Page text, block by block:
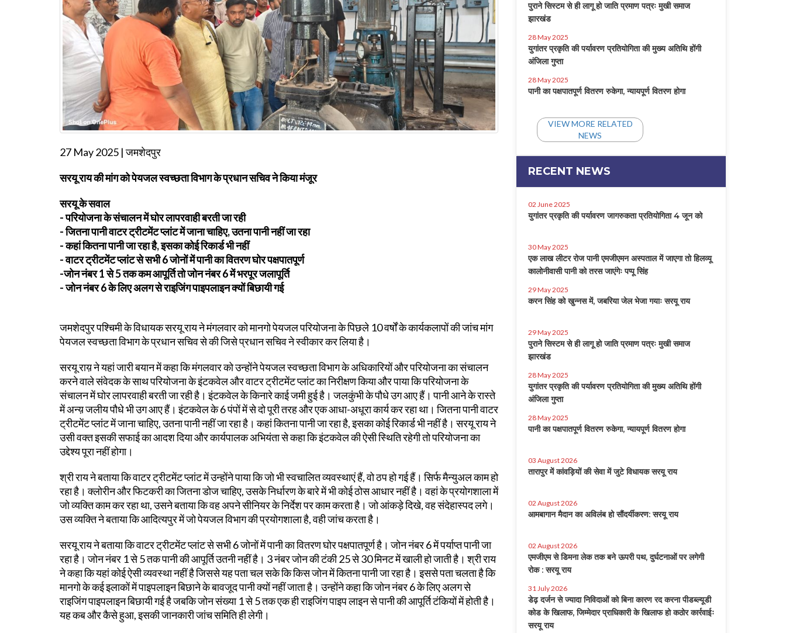
27 May 2025 | जमशेदपुर
सरयू राय की मांग को पेयजल स्वच्छता विभाग के प्रधान सचिव ने किया मंजूर
सरयू के सवाल
- परियोजना के संचालन में घोर लापरवाही बरती जा रही
- जितना पानी वाटर ट्रीटमेंट प्लांट में जाना चाहिए, उतना पानी नहीं जा रहा
- कहां कितना पानी जा रहा है, इसका कोई रिकार्ड भी नहीं
- वाटर ट्रीटमेंट प्लांट से सभी 6 जोनों में पानी का वितरण घोर पक्षपातपूर्ण
-जोन नंबर 1 से 5 तक कम आपूर्ति तो जोन नंबर 6 में भरपूर जलापूर्ति
- जोन नंबर 6 के लिए अलग से राइजिंग पाइपलाइन क्यों बिछायी गई
जमशेदपुर पश्चिमी के विधायक सरयू राय ने मंगलवार को मानगो पेयजल परियोजना के पिछले 10 वर्षों के कार्यकलापों की जांच मांग
पेयजल स्वच्छता विभाग के प्रधान सचिव से की जिसे प्रधान सचिव ने स्वीकार कर लिया है।
सरयू राय़ ने यहां जारी बयान में कहा कि मंगलवार को उन्होंने पेयजल स्वच्छता विभाग के अधिकारियों और परियोजना का संचालन
करने वाले संवेदक के साथ परियोजना के इंटकवेल और वाटर ट्रीटमेंट प्लांट का निरीक्षण किया और पाया कि परियोजना के
संचालन में घोर लापरवाही बरती जा रही है। इंटकवेल के किनारे काई जमी हुई है। जलकुंभी के पौधे उग आए हैं। पानी आने के रास्ते
में अन्य़ जलीय पौधे भी उग आए हैं। इंटकवेल के 6 पंपों में से दो पूरी तरह और एक आधा-अधूरा कार्य कर रहा था। जितना पानी वाटर
ट्रीटमेंट प्लांट में जाना चाहिए, उतना पानी नहीं जा रहा है। कहां कितना पानी जा रहा है, इसका कोई रिकार्ड भी नहीं है। सरयू राय ने
उसी वक्त इसकी सफाई का आदश दिया और कार्यपालक अभियंता से कहा कि इंटकवेल की ऐसी स्थिति रहेगी तो परियोजना का
उद्देश्य पूरा नहीं होगा।
श्री राय ने बताया कि वाटर ट्रीटमेंट प्लांट में उन्होंने पाया कि जो भी स्वचालित व्यवस्थाएं हैं, वो ठप हो गई हैं। सिर्फ मैन्युअल काम हो
रहा है। क्लोरीन और फिटकरी का जितना डोज चाहिए, उसके निर्धारण के बारे में भी कोई ठोस आधार नहीं है। वहां के प्रयोगशाला में
जो व्यक्ति काम कर रहा था, उसने बताया कि वह अपने सीनियर के निर्देश पर काम करता है। जो आंकड़े दिखे, वह संदेहास्पद लगे।
उस व्यक्ति ने बताया कि आदित्यपुर में जो पेयजल विभाग की प्रयोगशाला है, वही जांच करता है।
सरयू राय ने बताया कि वाटर ट्रीटमेंट प्लांट से सभी 6 जोनों में पानी का वितरण घोर पक्षपातपूर्ण है। जोन नंबर 6 में पर्याप्त पानी जा
रहा है। जोन नंबर 1 से 5 तक पानी की आपूर्ति उतनी नहीं है। 3 नंबर जोन की टंकी 25 से 30 मिनट में खाली हो जाती है। श्री राय
ने कहा कि यहां कोई ऐसी व्यवस्था नहीं है जिससे यह पता चल सके कि किस जोन में कितना पानी जा रहा है। इससे पता चलता है कि
मानगो के कई इलाकों में पाइपलाइन बिछाने के बावजूद पानी क्यों नहीं जाता है। उन्होंने कहा कि जोन नंबर 6 के लिए अलग से
राइजिंग पाइपलाइन बिछायी गई है जबकि जोन संख्या 1 से 5 तक एक ही राइजिंग पाइप लाइन से पानी की आपूर्ति टंकियों में होती है।
यह कब और कैसे हुआ, इसकी जानकारी जांच समिति ही लेगी।
पुराने सिस्टम से ही लागू हो जाति प्रमाण पत्रः मुखी समाज
झारखंड
28 May 2025
युगांतर प्रकृति की पर्यावरण प्रतियोगिता की मुख्य अतिथि होंगी
अंजिला गुप्ता
28 May 2025
पानी का पक्षपातपूर्ण वितरण रुकेगा, न्यायपूर्ण वितरण होगा
VIEW MORE RELATED
NEWS
RECENT NEWS
02 June 2025
युगांतर प्रकृति की पर्यावरण जागरुकता प्रतियोगिता 4 जून को
30 May 2025
एक लाख लीटर रोज पानी एमजीएमन अस्पताल में जाएगा तो हिलव्यू
कालोनीवासी पानी को तरस जाएंगेः पप्पू सिंह
29 May 2025
करन सिंह को खुन्नस में, जबरिया जेल भेजा गयाः सरयू राय
29 May 2025
पुराने सिस्टम से ही लागू हो जाति प्रमाण पत्रः मुखी समाज
झारखंड
28 May 2025
युगांतर प्रकृति की पर्यावरण प्रतियोगिता की मुख्य अतिथि होंगी
अंजिला गुप्ता
28 May 2025
पानी का पक्षपातपूर्ण वितरण रुकेगा, न्यायपूर्ण वितरण होगा
03 August 2026
तारापुर में कांवड़ियों की सेवा में जुटे विधायक सरयू राय
02 August 2026
आमबागान मैदान का अविलंब हो सौंदर्यीकरण: सरयू राय
02 August 2026
एमजीएम से डिमना लेक तक बने ऊपरी पथ, दुर्घटनाओं पर लगेगी
रोक : सरयू राय
31 July 2026
डेढ़ दर्जन से ज्यादा निविदाओं को बिना कारण रद करना पीडब्ल्यूडी
कोड के खिलाफ, जिम्मेदार प्राधिकारी के खिलाफ हो कठोर कार्रवाईः
सरयू राय